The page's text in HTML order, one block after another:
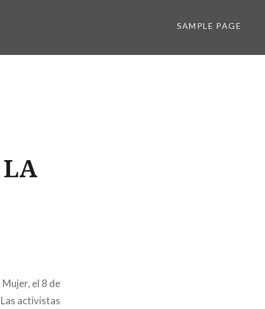
SAMPLE PAGE
el 8 de
activistas